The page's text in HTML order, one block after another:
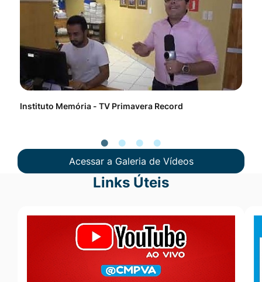
Instituto Memória - TV Primavera Record
Acessar a Galeria de Vídeos
Seção Links ÚteisLinks Úteis